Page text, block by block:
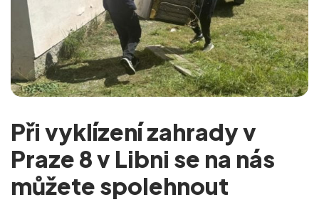
Při vyklízení zahrady v
Praze 8 v Libni se na nás
můžete spolehnout